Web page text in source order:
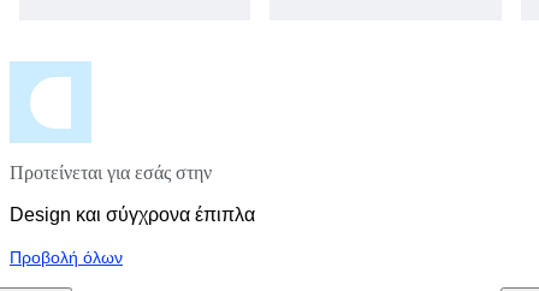
Προτείνεται για εσάς στην
Design και σύγχρονα έπιπλα
Προβολή όλων